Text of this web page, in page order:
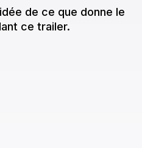
de ce que donne le
ce trailer.